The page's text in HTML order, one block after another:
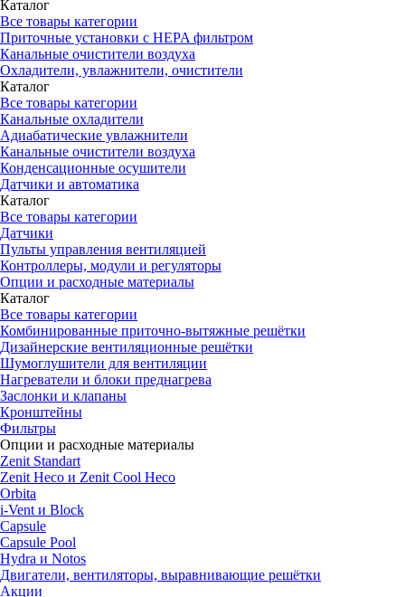
Каталог
Все товары категории
Приточные установки c HEPA фильтром
Канальные очистители воздуха
Охладители, увлажнители, очистители
Каталог
Все товары категории
Канальные охладители
Адиабатические увлажнители
Канальные очистители воздуха
Конденсационные осушители
Датчики и автоматика
Каталог
Все товары категории
Датчики
Пульты управления вентиляцией
Контроллеры, модули и регуляторы
Опции и расходные материалы
Каталог
Все товары категории
Комбинированные приточно-вытяжные решётки
Дизайнерские вентиляционные решётки
Шумоглушители для вентиляции
Нагреватели и блоки преднагрева
Заслонки и клапаны
Кронштейны
Фильтры
Опции и расходные материалы
Zenit Standart
Zenit Heco и Zenit Cool Heco
Orbita
i-Vent и Block
Capsule
Capsule Pool
Hydra и Notos
Двигатели, вентиляторы, выравнивающие решётки
Акции